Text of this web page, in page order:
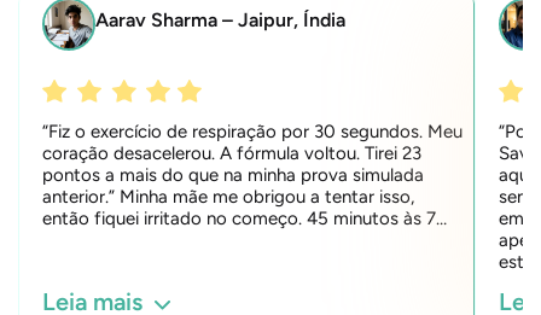
Aarav Sharma – Jaipur, Índia
“Fiz o exercício de respiração por 30 segundos. Meu
coração desacelerou. A fórmula voltou. Tirei 23
pontos a mais do que na minha prova simulada
anterior.” Minha mãe me obrigou a tentar isso,
então fiquei irritado no começo. 45 minutos às 7…
Leia mais
em